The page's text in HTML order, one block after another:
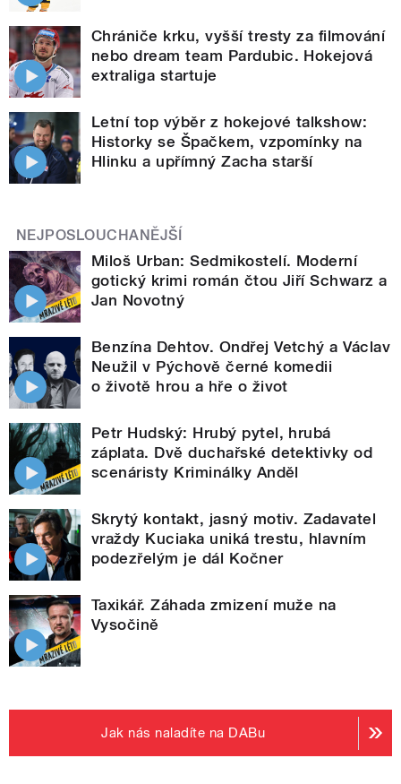
Chrániče krku, vyšší tresty za filmování
nebo dream team Pardubic. Hokejová
extraliga startuje
Letní top výběr z hokejové talkshow:
Historky se Špačkem, vzpomínky na
Hlinku a upřímný Zacha starší
NEJPOSLOUCHANĚJŠÍ
Miloš Urban: Sedmikostelí. Moderní
gotický krimi román čtou Jiří Schwarz a
Jan Novotný
Benzína Dehtov. Ondřej Vetchý a Václav
Neužil v Pýchově černé komedii
o životě hrou a hře o život
Petr Hudský: Hrubý pytel, hrubá
záplata. Dvě duchařské detektivky od
scenáristy Kriminálky Anděl
Skrytý kontakt, jasný motiv. Zadavatel
vraždy Kuciaka uniká trestu, hlavním
podezřelým je dál Kočner
Taxikář. Záhada zmizení muže na
Vysočině
Jak nás naladíte na DABu